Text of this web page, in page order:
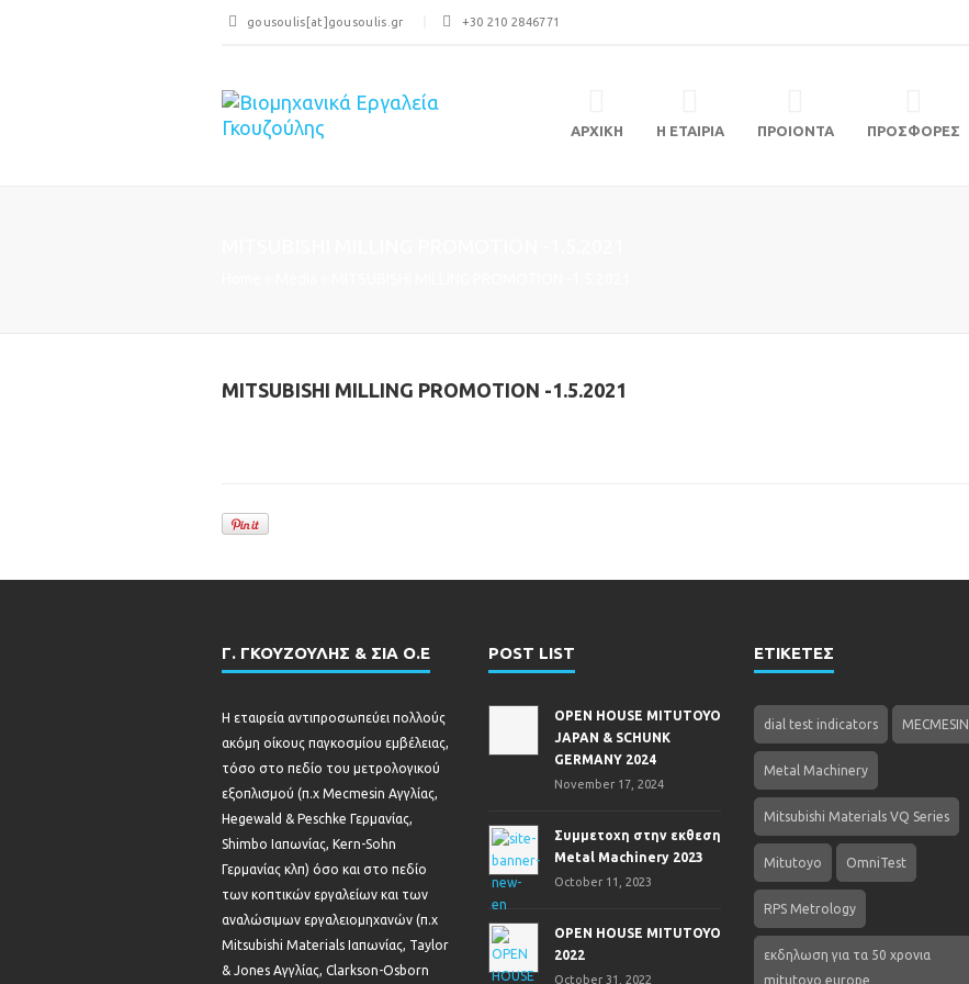
gousoulis[at]gousoulis.gr +30 210 2846771
ΑΡΧΙΚΗ Η ΕΤΑΙΡΙΑ ΠΡΟΙΟΝΤΑ ΠΡΟΣΦΟΡΕΣ
MITSUBISHI MILLING PROMOTION -1.5.2021
Γ. ΓΚΟΥΖΟΥΛΗΣ & ΣΙΑ Ο.Ε
Η εταιρεία αντιπροσωπεύει πολλούς
ακόμη οίκους παγκοσμίου εμβέλειας,
τόσο στο πεδίο του μετρολογικού
εξοπλισμού (π.χ Mecmesin Αγγλίας,
Hegewald & Peschke Γερμανίας,
Shimbo Ιαπωνίας, Kern-Sohn
Γερμανίας κλπ) όσο και στο πεδίο
των κοπτικών εργαλείων και των
αναλώσιμων εργαλειομηχανών (π.χ
Mitsubishi Materials Ιαπωνίας, Taylor
& Jones Αγγλίας, Clarkson-Osborn
POST LIST
OPEN HOUSE MITUTOYO
JAPAN & SCHUNK
GERMANY 2024
November 17, 2024
Συμμετοχη στην εκθεση
Metal Machinery 2023
October 11, 2023
OPEN HOUSE MITUTOYO
2022
October 31, 2022
ΕΤΙΚΕΤΕΣ
dial test indicators MECMESIN
Metal Machinery
Mitsubishi Materials VQ Series
Mitutoyo OmniTest
RPS Metrology
εκδηλωση για τα 50 χρονια
mitutoyo europe